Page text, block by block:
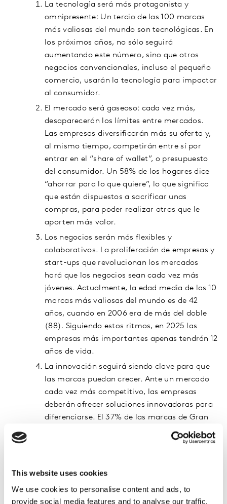
This website uses cookies
We use cookies to personalise content and ads, to
provide social media features and to analyse our traffic.
La tecnología será más protagonista y
omnipresente: Un tercio de las 100 marcas
más valiosas del mundo son tecnológicas. En
los próximos años, no sólo seguirá
aumentando este número, sino que otros
negocios convencionales, incluso el pequeño
comercio, usarán la tecnología para impactar
al consumidor.
El mercado será gaseoso: cada vez más,
desaparecerán los límites entre mercados.
Las empresas diversificarán más su oferta y,
al mismo tiempo, competirán entre sí por
entrar en el “share of wallet”, o presupuesto
del consumidor. Un 58% de los hogares dice
“ahorrar para lo que quiere”, lo que significa
que están dispuestos a sacrificar unas
compras, para poder realizar otras que le
aporten más valor.
Los negocios serán más flexibles y
colaborativos. La proliferación de empresas y
start-ups que revolucionan los mercados
hará que los negocios sean cada vez más
jóvenes. Actualmente, la edad media de las 10
marcas más valiosas del mundo es de 42
años, cuando en 2006 era de más del doble
(88). Siguiendo estos ritmos, en 2025 las
empresas más importantes apenas tendrán 12
años de vida.
La innovación seguirá siendo clave para que
las marcas puedan crecer. Ante un mercado
cada vez más competitivo, las empresas
deberán ofrecer soluciones innovadoras para
diferenciarse. El 37% de las marcas de Gran
Consumo que más han crecido el último año
utilizan la innovación como herramienta
las marcas locales de gran consumo están